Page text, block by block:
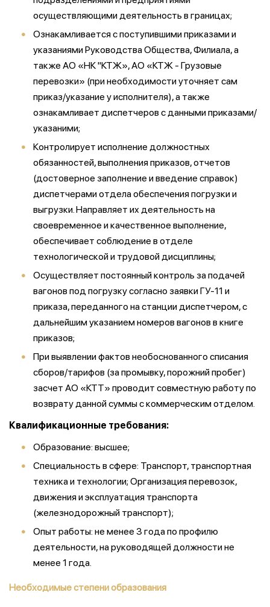
осуществляющими деятельность в границах;
Ознакамливается с поступившими приказами и
указаниями Руководства Общества, Филиала, а
также АО «НК "КТЖ», АО «КТЖ - Грузовые
перевозки» (при необходимости уточняет сам
приказ/указание у исполнителя), а также
ознакамливает диспетчеров с данными приказами/
указаними;
Контролирует исполнение должностных
обязанностей, выполнения приказов, отчетов
(достоверное заполнение и введение справок)
диспетчерами отдела обеспечения погрузки и
выгрузки. Направляет их деятельность на
своевременное и качественное выполнение,
обеспечивает соблюдение в отделе
технологической и трудовой дисциплины;
Осуществляет постоянный контроль за подачей
вагонов под погрузку согласно заявки ГУ-11 и
приказа, переданного на станции диспетчером, с
дальнейшим указанием номеров вагонов в книге
приказов;
При выявлении фактов необоснованного списания
сборов/тарифов (за промывку, порожний пробег)
засчет АО «КТТ» проводит совместную работу по
возврату данной суммы с коммерческим отделом.
Квалификационные требования:
Образование: высшее;
Специальность в сфере: Транспорт, транспортная
техника и технологии; Организация перевозок,
движения и эксплуатация транспорта
(железнодорожный транспорт);
Опыт работы: не менее 3 года по профилю
деятельности, на руководящей должности не
менее 1 года.
Необходимые степени образования